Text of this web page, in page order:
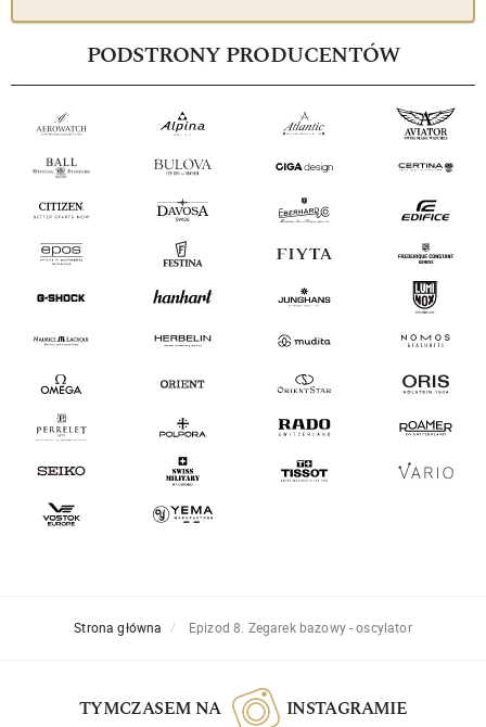
PODSTRONY PRODUCENTÓW
Strona główna Epizod 8. Zegarek bazowy - oscylator
TYMCZASEM NA INSTAGRAMIE